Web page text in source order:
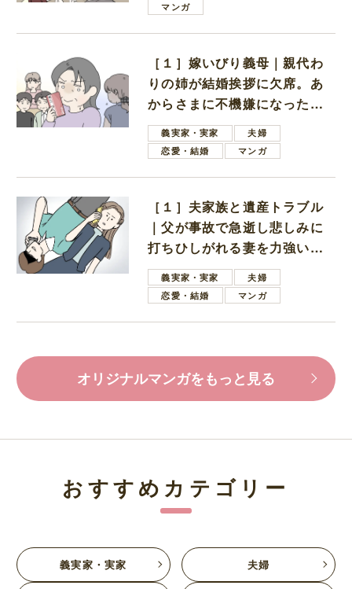
マンガ
［１］嫁いびり義母｜親代わ
りの姉が結婚挨拶に欠席。あ
からさまに不機嫌になった義
母義実家・実家
夫婦
恋愛・結婚
マンガ
［１］夫家族と遺産トラブル
｜父が事故で急逝し悲しみに
打ちひしがれる妻を力強い言
葉で励ます夫
義実家・実家
夫婦
恋愛・結婚
マンガ
オリジナルマンガをもっと見る
おすすめカテゴリー
義実家・実家 夫婦